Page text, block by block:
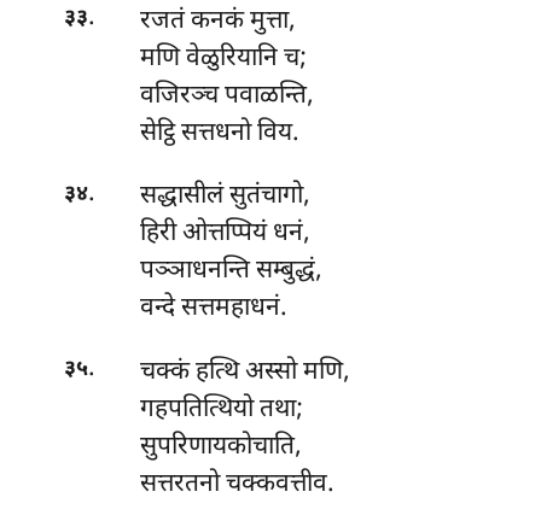
३३.
रजतं कनकं मुत्ता,
मणि वेळुरियानि च;
वजिरञ्च पवाळन्ति,
सेट्ठि सत्तधनो विय.
३४.
सद्धासीलं सुतंचागो,
हिरी ओत्तप्पियं धनं,
पञ्ञाधनन्ति सम्बुद्धं,
वन्दे सत्तमहाधनं.
३५. चक्कंहत्थि अस्सो मणि,
गहपतित्थियो तथा;
सुपरिणायकोचाति,
सत्तरतनो चक्कवत्तीव.